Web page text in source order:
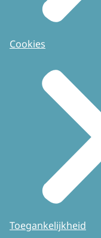
Cookies
Toegankelijkheid